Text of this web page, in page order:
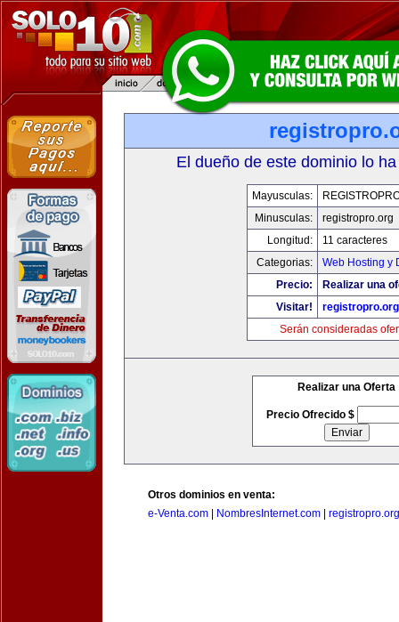
El dueño de este dominio lo
Mayusculas:
Minusculas:
registropro.org
Longitud:
11 caracteres
Categorias:
Web Hosting y
Precio:
Realizar una
Visitar!
registropro.org
Serán consideradas
Realizar una Oferta
Precio Ofrecido $
Otros dominios en venta:
e-Venta.com
NombresInternet.com registropro.org